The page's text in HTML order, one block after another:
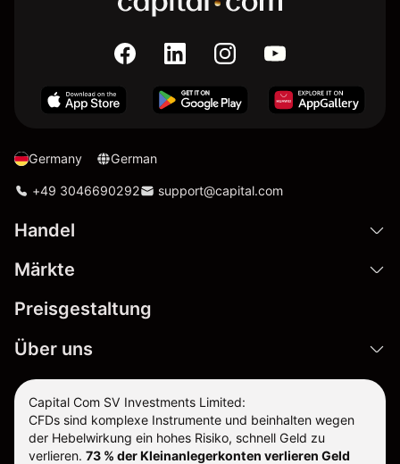
Germany German
+49 3046690292 support@capital.com
Handel
Märkte
Preisgestaltung
Über uns
Capital Com SV Investments Limited:
CFDs sind komplexe Instrumente und beinhalten wegen
der Hebelwirkung ein hohes Risiko, schnell Geld zu
verlieren. 73 % der Kleinanlegerkonten verlieren Geld